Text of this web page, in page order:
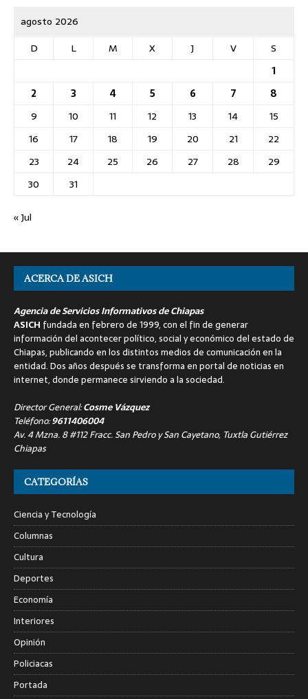
agosto 2026
D
L M X J V
S
1
2
3 4 5 6 7
8
9
10 11 12 13 14
15
16
17 18 19 20 21
22
23
24 25 26 27 28
29
30
31
« Jul
ACERCA DE ASICH
Agencia de Servicios Informativos de Chiapas
ASICH fundada en febrero de 1999, con el fin de generar
información del acontecer político, social y económico del estado de
Chiapas, publicando en los distintos medios de comunicación en la
entidad. Dos años después se transforma en portal de noticias en
internet, donde permanece sirviendo a la sociedad.
Director General:Cosme Vázquez
Teléfono:9611406004
Av. 4 Mzna. 8 #112 Fracc. San Pedro y San Cayetano, Tuxtla Gutiérrez
Chiapas
CATEGORÍAS
Ciencia y Tecnología
Columnas
Cultura
Deportes
Economía
Interiores
Opinión
Policiacas
Portada